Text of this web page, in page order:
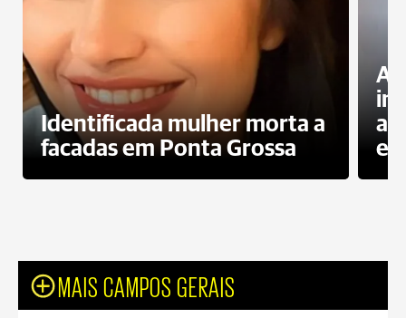
Identificada mulher morta a
facadas em Ponta Grossa
MAIS CAMPOS GERAIS